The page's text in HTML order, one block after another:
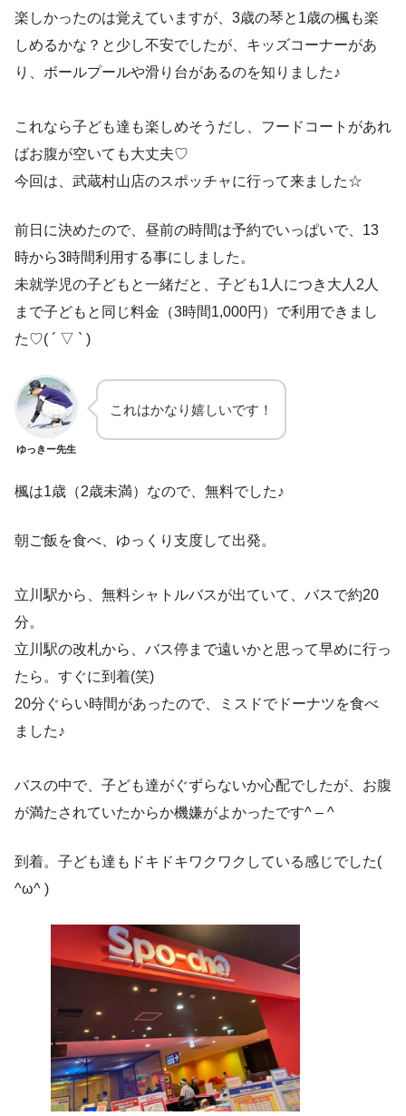
楽しかったのは覚えていますが、3歳の琴と1歳の楓も楽
しめるかな？と少し不安でしたが、キッズコーナーがあ
り、ボールプールや滑り台があるのを知りました♪
これなら子ども達も楽しめそうだし、フードコートがあれ
ばお腹が空いても大丈夫♡
今回は、武蔵村山店のスポッチャに行って来ました☆
前日に決めたので、昼前の時間は予約でいっぱいで、13
時から3時間利用する事にしました。
未就学児の子どもと一緒だと、子ども1人につき大人2人
まで子どもと同じ料金（3時間1,000円）で利用できまし
た♡( ´ ▽ ` )
ゆっきー先生
これはかなり嬉しいです！
楓は1歳（2歳未満）なので、無料でした♪
朝ご飯を食べ、ゆっくり支度して出発。
立川駅から、無料シャトルバスが出ていて、バスで約20
分。
立川駅の改札から、バス停まで遠いかと思って早めに行っ
たら。すぐに到着(笑)
20分ぐらい時間があったので、ミスドでドーナツを食べ
ました♪
バスの中で、子ども達がぐずらないか心配でしたが、お腹
が満たされていたからか機嫌がよかったです^ – ^
到着。子ども達もドキドキワクワクしている感じでした(
^ω^ )